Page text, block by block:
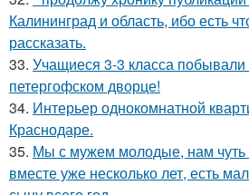
Калининград и область, ибо есть
рассказать.
33. Учащиеся 3-3 класса
петергофском дворце!
34. Интерьер однокомнатной
Краснодаре.
35. Мы с мужем молодые, нам чуть
вместе уже несколько лет, есть